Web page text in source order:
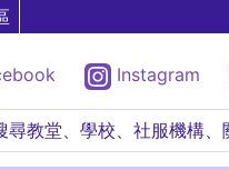
Instagram
尋教堂、學校、社服機構、